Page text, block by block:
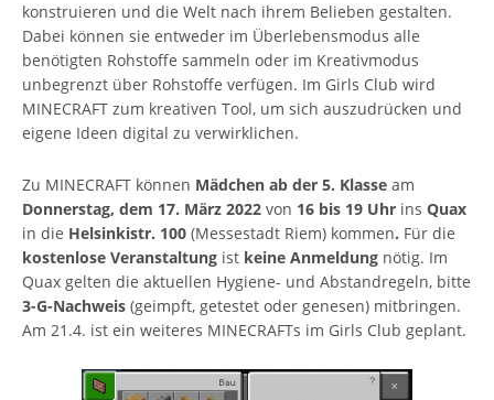
konstruieren und die Welt nach ihrem Belieben gestalten.
Dabei können sie entweder im Überlebensmodus alle
benötigten Rohstoffe sammeln oder im Kreativmodus
unbegrenzt über Rohstoffe verfügen. Im Girls Club wird
MINECRAFT zum kreativen Tool, um sich auszudrücken und
eigene Ideen digital zu verwirklichen.
Zu MINECRAFT können Mädchen ab der 5. Klasse am
Donnerstag, dem 17. März 2022 von 16 bis 19 Uhr ins Quax
in die Helsinkistr. 100 (Messestadt Riem) kommen. Für die
kostenlose Veranstaltung ist keine Anmeldung nötig. Im
Quax gelten die aktuellen Hygiene- und Abstandregeln, bitte
3-G-Nachweis (geimpft, getestet oder genesen) mitbringen.
Am 21.4. ist ein weiteres MINECRAFTs im Girls Club geplant.